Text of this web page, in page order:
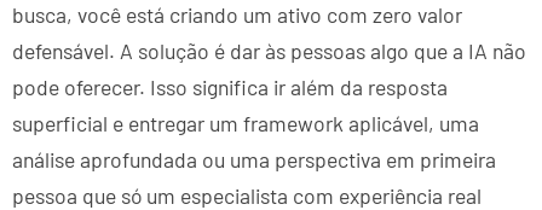
busca, você está criando um ativo com zero valor
defensável. A solução é dar às pessoas algo que a IA não
pode oferecer. Isso significa ir além da resposta
superficial e entregar um framework aplicável, uma
análise aprofundada ou uma perspectiva em primeira
pessoa que só um especialista com experiência real